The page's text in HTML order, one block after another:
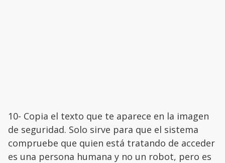
10- Copia el texto que te aparece en la imagen
de seguridad. Solo sirve para que el sistema
compruebe que quien está tratando de acceder
es una persona humana y no un robot, pero es